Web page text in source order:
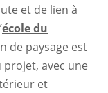
et de lien à
école du
de paysage est
avec une
et